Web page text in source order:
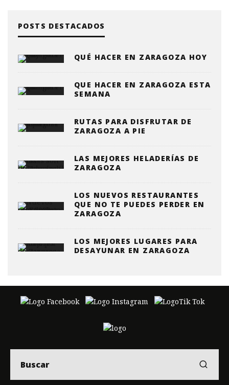
POSTS DESTACADOS
QUÉ HACER EN ZARAGOZA HOY
QUE HACER EN ZARAGOZA ESTA
SEMANA
RUTAS PARA DISFRUTAR DE
ZARAGOZA A PIE
LAS MEJORES HELADERÍAS DE
ZARAGOZA
LOS NUEVOS RESTAURANTES
QUE NO TE PUEDES PERDER EN
ZARAGOZA
LOS MEJORES LUGARES PARA
DESAYUNAR EN ZARAGOZA